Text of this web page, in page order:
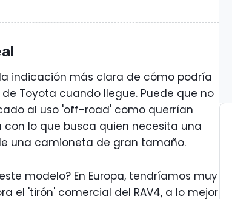
indicación más clara de cómo podría
Toyota cuando llegue. Puede que no
al uso 'off-road' como querrían
lo que busca quien necesita una
una camioneta de gran tamaño.
modelo? En Europa, tendríamos muy
el 'tirón' comercial del RAV4, a lo mejor